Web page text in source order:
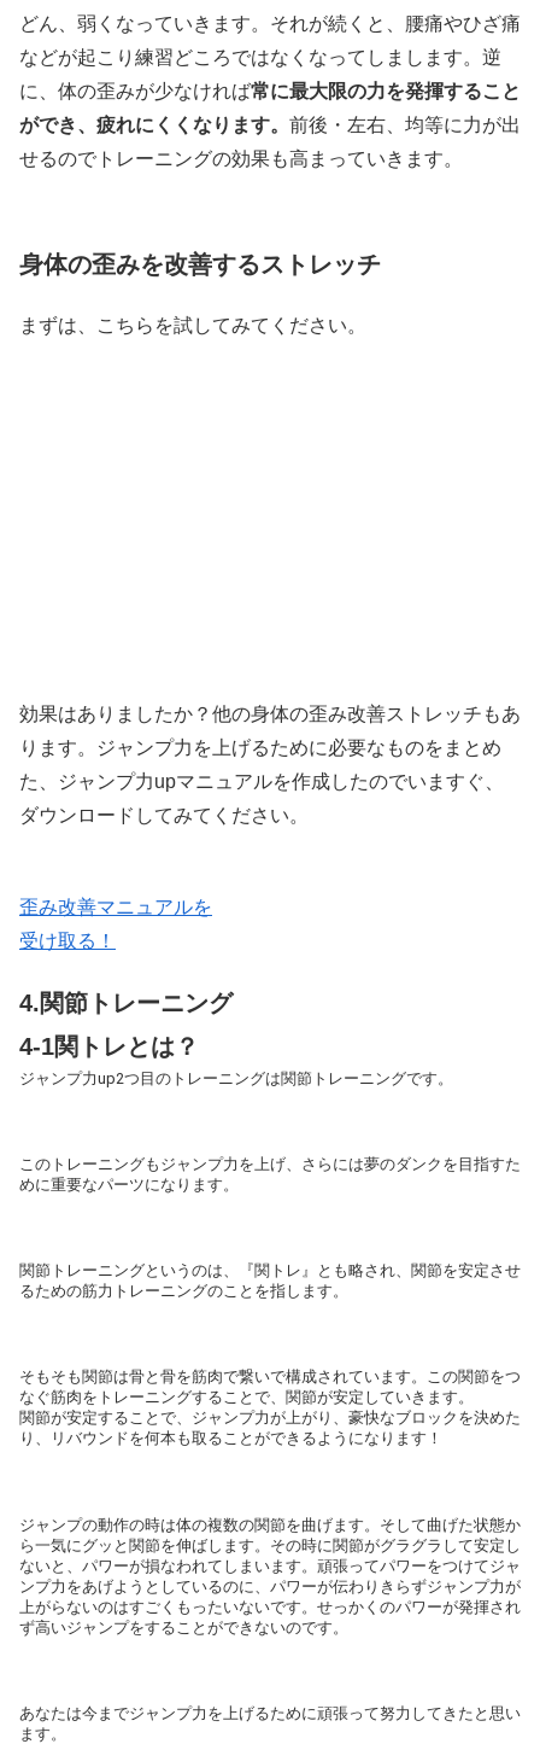
どん、弱くなっていきます。それが続くと、腰痛やひざ痛
などが起こり練習どころではなくなってしまします。逆
に、体の歪みが少なければ常に最大限の力を発揮すること
ができ、 疲れにくくなります。 前後・左右、均等に力が出
せるのでトレーニングの効果も高まっていきます。
身体の歪みを改善するストレッチ
まずは、こちらを試してみてください。
効果はありましたか？他の身体の歪み改善ストレッチもあ
ります。ジャンプ力を上げるために必要なものをまとめ
た、ジャンプ力upマニュアルを作成したのでいますぐ、
ダウンロードしてみてください。
歪み改善マニュアルを
受け取る！
4.関節トレーニング
4-1関トレとは？
ジャンプ力up2つ目のトレーニングは関節トレーニングです。
このトレーニングもジャンプ力を上げ、さらには夢のダンクを目指すた
めに重要なパーツになります。
関節トレーニングというのは、『関トレ』とも略され、関節を安定させ
るための筋力トレーニングのことを指します。
そもそも関節は骨と骨を筋肉で繋いで構成されています。この関節をつ
なぐ筋肉をトレーニングすることで、関節が安定していきます。
関節が安定することで、ジャンプ力が上がり、豪快なブロックを決めた
り、リバウンドを何本も取ることができるようになります！
ジャンプの動作の時は体の複数の関節を曲げます。そして曲げた状態か
ら一気にグッと関節を伸ばします。その時に関節がグラグラして安定し
ないと、パワーが損なわれてしまいます。頑張ってパワーをつけてジャ
ンプ力をあげようとしているのに、パワーが伝わりきらずジャンプ力が
上がらないのはすごくもったいないです。せっかくのパワーが発揮され
ず高いジャンプをすることができないのです。
あなたは今までジャンプ力を上げるために頑張って努力してきたと思い
ます。